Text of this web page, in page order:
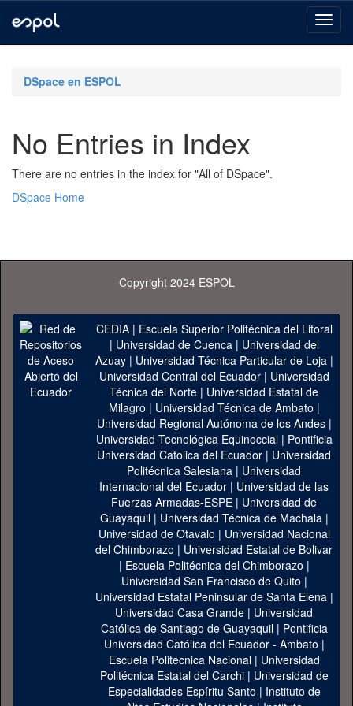
navigationDSpace en ESPOL
No Entries in Index
There are no entries in the index for "All of DSpace".
DSpace Home
Copyright 2024 ESPOL
CEDIA| Escuela Superior Politécnica del Litoral
| Universidad de Cuenca| Universidad del
Azuay| Universidad Técnica Particular de Loja|
Universidad Central del Ecuador| Universidad
Técnica del Norte | Universidad Estatal de
Milagro | Universidad Técnica de Ambato |
Universidad Regional Autónoma de los Andes|
Universidad Tecnológica Equinoccial| Pontificia
Universidad Catolica del Ecuador | Universidad
Politécnica Salesiana | Universidad
Internacional del Ecuador | Universidad de las
Fuerzas Armadas-ESPE | Universidad de
Guayaquil| Universidad Técnica de Machala|
Universidad de Otavalo | Universidad Nacional
del Chimborazo | Universidad Estatal de Bolivar
| Escuela Politécnica del Chimborazo |
Universidad San Francisco de Quito |
Universidad Estatal Peninsular de Santa Elena|
Universidad Casa Grande | Universidad
Católica de Santiago de Guayaquil| Pontificia
Universidad Católica del Ecuador - Ambato |
Escuela Politécnica Nacional| Universidad
Politécnica Estatal del Carchi| Universidad de
Especialidades Espíritu Santo | Instituto de